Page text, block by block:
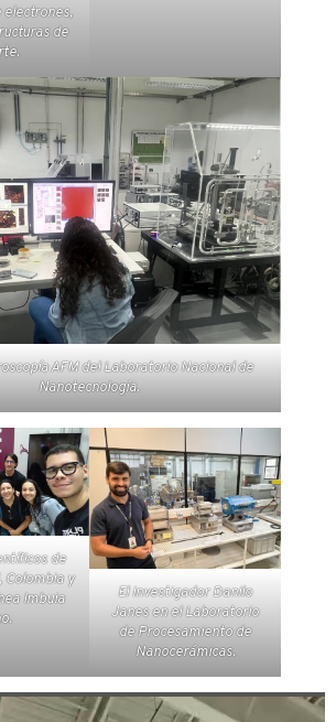
de
AFM del Laboratorio Nacional de
Nanotecnología.
de
Colombia y
Imbuia
El investigador Danilo
Janes en el Laboratorio
de Procesamiento de
Nanocerámicas.